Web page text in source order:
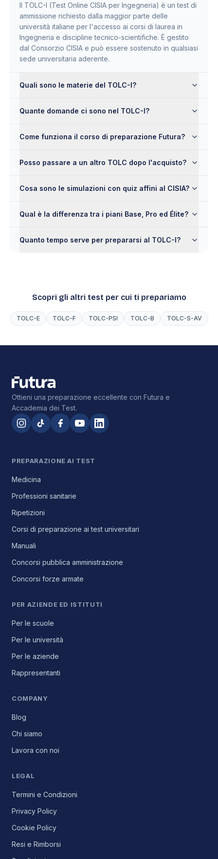
Il TOLC-I (Test Online CISIA per Ingegneria) è un test di
ammissione richiesto dalla maggior parte delle
università italiane per l'accesso ai corsi di laurea in
Ingegneria e discipline tecnico-scientifiche. È gestito
dal Consorzio CISIA e può essere sostenuto in qualsiasi
sede universitaria aderente.
Quali sono le materie del TOLC-I?
Quante domande ci sono nel TOLC-I?
Come funziona il corso di preparazione Futura?
Posso passare a un altro TOLC dopo l'acquisto?
Cosa sono le simulazioni con quiz affini al CISIA?
Qual è la differenza tra i piani Base, Pro ed Élite?
Quanto tempo serve per prepararsi al TOLC-I?
Scopri gli altri test per cui ti prepariamo
TOLC-E TOLC-F TOLC-PSI TOLC-B TOLC-S-AV
Ottieni una preparazione eccellente con Futura e
Accademia dei Test.
PREPARAZIONE AI TEST
Medicina
Professioni sanitarie
Ripetizioni
Corsi di preparazione ai test universitari
Manuali
Concorsi pubblica amministrazione
Concorsi forze armate
PER AZIENDE ED ISTITUTI
Per le scuole
Per le università
Per le aziende
Rappresentanti
COMPANY
Blog
Chi siamo
Lavora con noi
LEGAL
Termini e Condizioni
Privacy Policy
Cookie Policy
Resi e Rimborsi